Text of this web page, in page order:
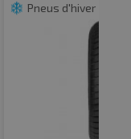
Pneus d'hiver